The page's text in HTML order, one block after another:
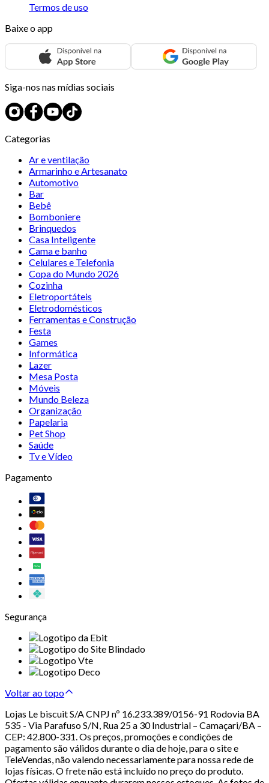
Termos de uso
Baixe o app
Siga-nos nas mídias sociais
Categorias
Ar e ventilação
Armarinho e Artesanato
Automotivo
Bar
Bebê
Bomboniere
Brinquedos
Casa Inteligente
Cama e banho
Celulares e Telefonia
Copa do Mundo 2026
Cozinha
Eletroportáteis
Eletrodomésticos
Ferramentas e Construção
Festa
Games
Informática
Lazer
Mesa Posta
Móveis
Mundo Beleza
Organização
Papelaria
Pet Shop
Saúde
Tv e Vídeo
Pagamento
Segurança
Voltar ao topo
Lojas Le biscuit S/A CNPJ nº 16.233.389/0156-91 Rodovia BA
535 - Via Parafuso S/N, Rua 25 a 30 Industrial – Camaçari/BA –
CEP: 42.800-331. Os preços, promoções e condições de
pagamento são válidos durante o dia de hoje, para o site e
TeleVendas, não valendo necessariamente para nossa rede de
lojas físicas. O frete não está incluído no preço do produto.